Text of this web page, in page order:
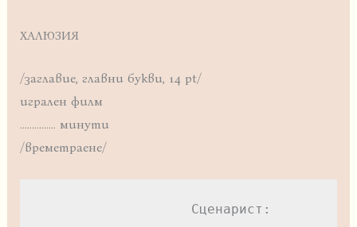
ХАЛЮЗИЯ
/заглавие, главни букви, 14 pt/
игрален филм
…………… минути
/времетраене/
Сценарист: